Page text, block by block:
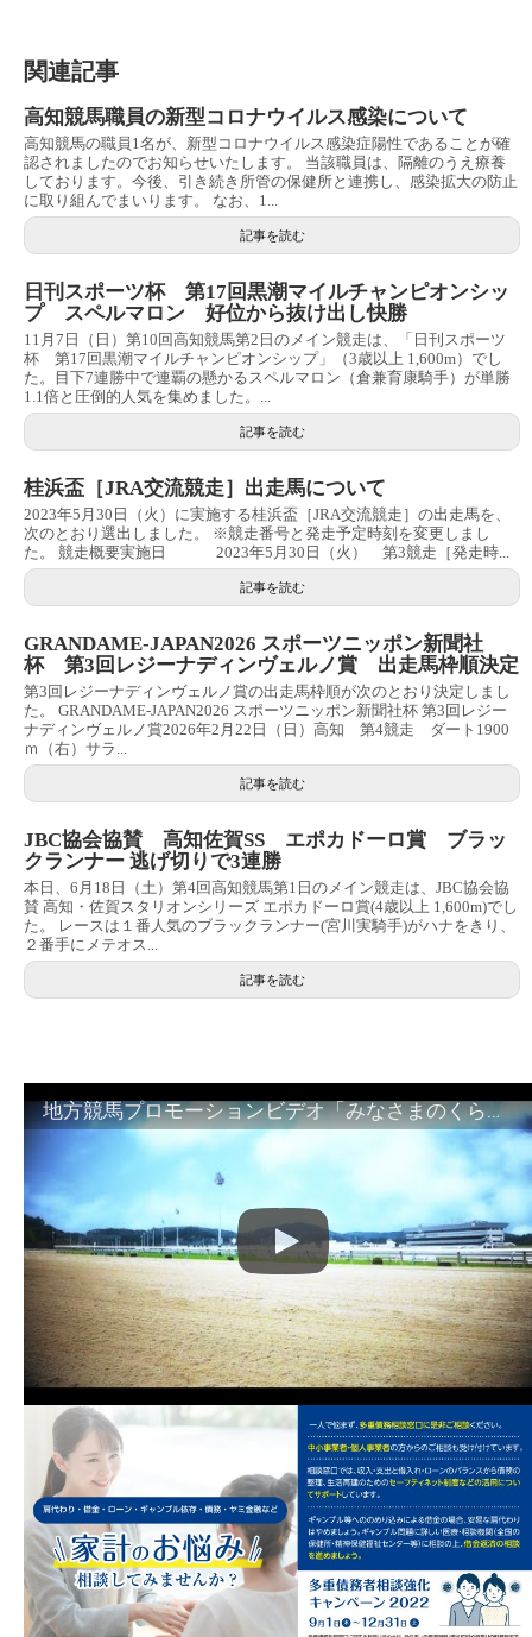
関連記事
高知競馬職員の新型コロナウイルス感染について
高知競馬の職員1名が、新型コロナウイルス感染症陽性であることが確
認されましたのでお知らせいたします。 当該職員は、隔離のうえ療養
しております。今後、引き続き所管の保健所と連携し、感染拡大の防止
に取り組んでまいります。 なお、1...
記事を読む
日刊スポーツ杯 第17回黒潮マイルチャンピオンシッ
プ スペルマロン 好位から抜け出し快勝
11月7日（日）第10回高知競馬第2日のメイン競走は、「日刊スポーツ
杯 第17回黒潮マイルチャンピオンシップ」（3歳以上 1,600m）でし
た。目下7連勝中で連覇の懸かるスペルマロン（倉兼育康騎手）が単勝
1.1倍と圧倒的人気を集めました。...
記事を読む
桂浜盃［JRA交流競走］出走馬について
2023年5月30日（火）に実施する桂浜盃［JRA交流競走］の出走馬を、
次のとおり選出しました。 ※競走番号と発走予定時刻を変更しまし
た。 競走概要実施日 2023年5月30日（火） 第3競走［発走時...
記事を読む
GRANDAME-JAPAN2026 スポーツニッポン新聞社
杯 第3回レジーナディンヴェルノ賞 出走馬枠順決定
第3回レジーナディンヴェルノ賞の出走馬枠順が次のとおり決定しまし
た。 GRANDAME-JAPAN2026 スポーツニッポン新聞社杯 第3回レジー
ナディンヴェルノ賞2026年2月22日（日）高知 第4競走 ダート1900
ｍ（右）サラ...
記事を読む
JBC協会協賛 高知佐賀SS エポカドーロ賞 ブラッ
クランナー 逃げ切りで3連勝
本日、6月18日（土）第4回高知競馬第1日のメイン競走は、JBC協会協
賛 高知・佐賀スタリオンシリーズ エポカドーロ賞(4歳以上 1,600m)でし
た。 レースは１番人気のブラックランナー(宮川実騎手)がハナをきり、
２番手にメテオス...
記事を読む
地方競馬プロモーションビデオ「みなさまのくらしのために」30秒篇｜NAR公式